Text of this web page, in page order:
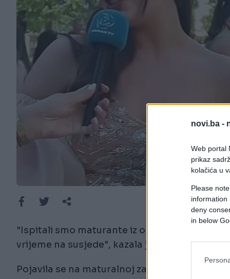
novi.ba -
Web portal
prikaz
kolačića u
Please
information
deny
in below
"Ispitali smo maturante iz obje srednje škole
vrijeme na susjede", kazala je voditeljica
Pojavila se na maturalnoj zabavi Srednje